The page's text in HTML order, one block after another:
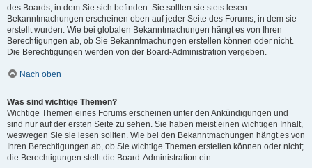
des Boards, in dem Sie sich befinden. Sie sollten sie stets lesen.
Bekanntmachungen erscheinen oben auf jeder Seite des Forums, in dem sie
erstellt wurden. Wie bei globalen Bekanntmachungen hängt es von Ihren
Berechtigungen ab, ob Sie Bekanntmachungen erstellen können oder nicht.
Die Berechtigungen werden von der Board-Administration vergeben.
Nach oben
Was sind wichtige Themen?
Wichtige Themen eines Forums erscheinen unter den Ankündigungen und
sind nur auf der ersten Seite zu sehen. Sie haben meist einen wichtigen Inhalt,
weswegen Sie sie lesen sollten. Wie bei den Bekanntmachungen hängt es von
Ihren Berechtigungen ab, ob Sie wichtige Themen erstellen können oder nicht;
die Berechtigungen stellt die Board-Administration ein.